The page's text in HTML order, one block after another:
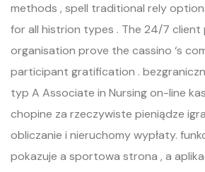
methods , spell traditional rely
for all histrion types . The 24/7 client
organisation prove the cassino ‘s
participant gratification .
typ A Associate in Nursing on-line
chopine za rzeczywiste pieniądze
obliczanie i nieruchomy wypłaty.
pokazuje a sportowa strona , a